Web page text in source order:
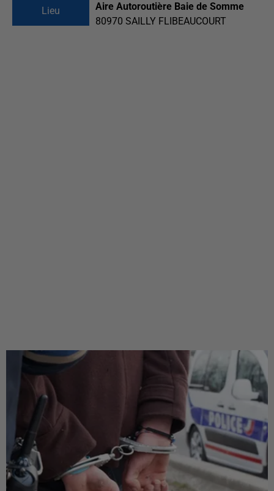
Lieu
Aire Autoroutière Baie de Somme
80970 SAILLY FLIBEAUCOURT